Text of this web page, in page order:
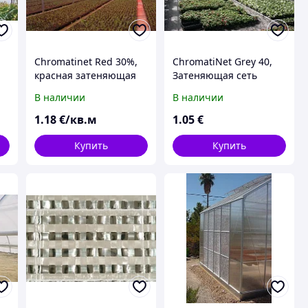
Chromatinet Red 30%,
красная затеняющая
роста растений
В наличии
1.18 €/кв.м
Купить
ChromatiNet Grey 40,
Затеняющая сеть
управления ростом
растений
В наличии
1.05€
Купить